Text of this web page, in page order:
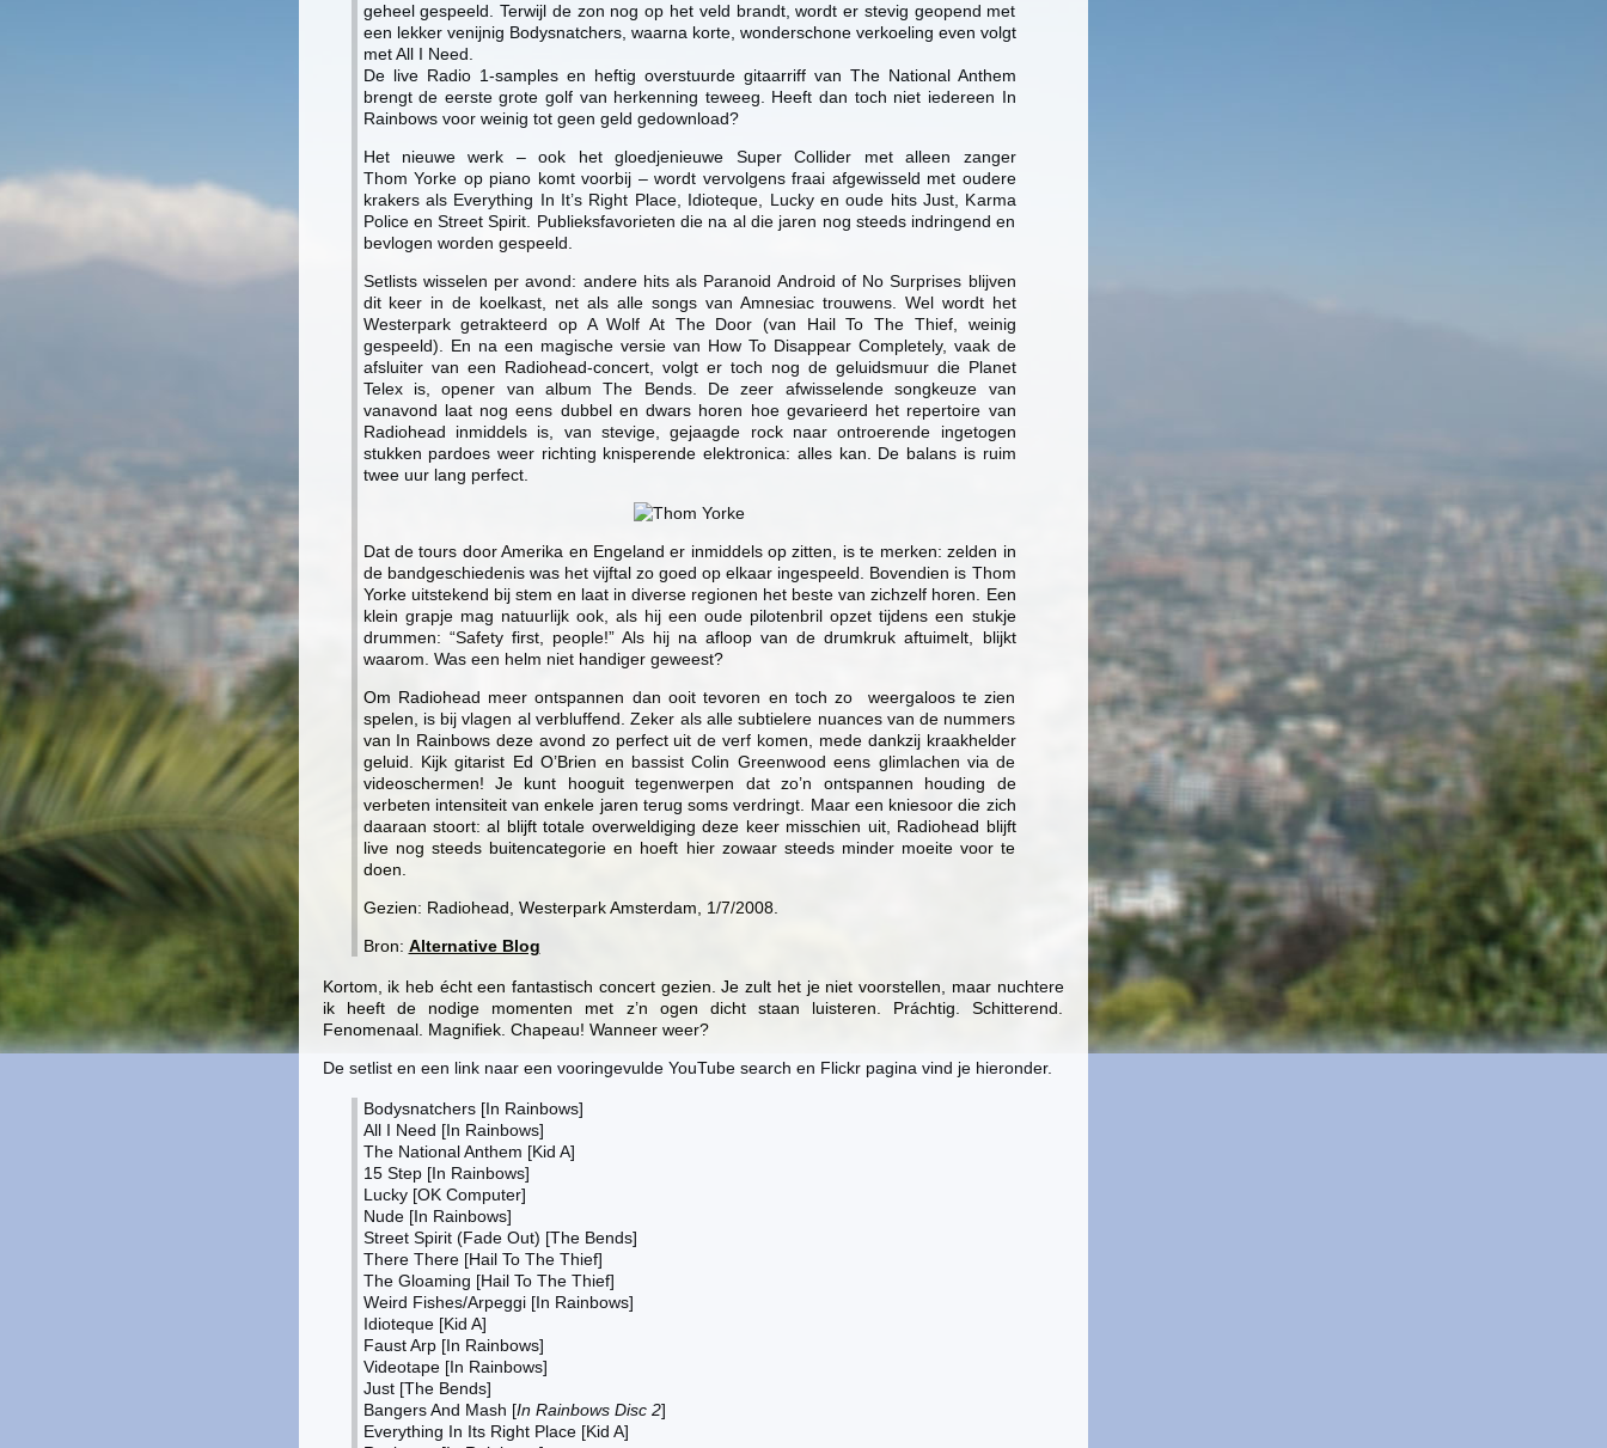
geheel gespeeld. Terwijl de zon nog op het veld brandt, wordt er stevig geopend met
een lekker venijnig Bodysnatchers, waarna korte, wonderschone verkoeling even volgt
met All I Need.
De live Radio 1-samples en heftig overstuurde gitaarriff van The National Anthem
brengt de eerste grote golf van herkenning teweeg. Heeft dan toch niet iedereen In
Rainbows voor weinig tot geen geld gedownload?
Het nieuwe werk – ook het gloedjenieuwe Super Collider met alleen zanger
Thom Yorke op piano komt voorbij – wordt vervolgens fraai afgewisseld met oudere
krakers als Everything In It’s Right Place, Idioteque, Lucky en oude hits Just, Karma
Police en Street Spirit. Publieksfavorieten die na al die jaren nog steeds indringend en
bevlogen worden gespeeld.
Setlists wisselen per avond: andere hits als Paranoid Android of No Surprises blijven
dit keer in de koelkast, net als alle songs van Amnesiac trouwens. Wel wordt het
Westerpark getrakteerd op A Wolf At The Door (van Hail To The Thief, weinig
gespeeld). En na een magische versie van How To Disappear Completely, vaak de
afsluiter van een Radiohead-concert, volgt er toch nog de geluidsmuur die Planet
Telex is, opener van album The Bends. De zeer afwisselende songkeuze van
vanavond laat nog eens dubbel en dwars horen hoe gevarieerd het repertoire van
Radiohead inmiddels is, van stevige, gejaagde rock naar ontroerende ingetogen
stukken pardoes weer richting knisperende elektronica: alles kan. De balans is ruim
twee uur lang perfect.
Dat de tours door Amerika en Engeland er inmiddels op zitten, is te merken: zelden in
de bandgeschiedenis was het vijftal zo goed op elkaar ingespeeld. Bovendien is Thom
Yorke uitstekend bij stem en laat in diverse regionen het beste van zichzelf horen. Een
klein grapje mag natuurlijk ook, als hij een oude pilotenbril opzet tijdens een stukje
drummen: “Safety first, people!” Als hij na afloop van de drumkruk aftuimelt, blijkt
waarom. Was een helm niet handiger geweest?
Om Radiohead meer ontspannen dan ooit tevoren en toch zo weergaloos te zien
spelen, is bij vlagen al verbluffend. Zeker als alle subtielere nuances van de nummers
van In Rainbows deze avond zo perfect uit de verf komen, mede dankzij kraakhelder
geluid. Kijk gitarist Ed O’Brien en bassist Colin Greenwood eens glimlachen via de
videoschermen! Je kunt hooguit tegenwerpen dat zo’n ontspannen houding de
verbeten intensiteit van enkele jaren terug soms verdringt. Maar een kniesoor die zich
daaraan stoort: al blijft totale overweldiging deze keer misschien uit, Radiohead blijft
live nog steeds buitencategorie en hoeft hier zowaar steeds minder moeite voor te
doen.
Gezien: Radiohead, Westerpark Amsterdam, 1/7/2008.
Bron: Alternative Blog
Kortom, ik heb écht een fantastisch concert gezien. Je zult het je niet voorstellen, maar nuchtere
ik heeft de nodige momenten met z’n ogen dicht staan luisteren. Práchtig. Schitterend.
Fenomenaal. Magnifiek. Chapeau! Wanneer weer?
De setlist en een link naar een vooringevulde YouTube search en Flickr pagina vind je hieronder.
Bodysnatchers [In Rainbows]
All I Need [In Rainbows]
The National Anthem [Kid A]
15 Step [In Rainbows]
Lucky [OK Computer]
Nude [In Rainbows]
Street Spirit (Fade Out) [The Bends]
There There [Hail To The Thief]
The Gloaming [Hail To The Thief]
Weird Fishes/Arpeggi [In Rainbows]
Idioteque [Kid A]
Faust Arp [In Rainbows]
Videotape [In Rainbows]
Just [The Bends]
Bangers And Mash [In Rainbows Disc 2]
Everything In Its Right Place [Kid A]